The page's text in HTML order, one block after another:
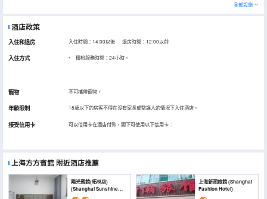
全部設施
酒店政策
入住和退房 入住時間：14:00以後 退房時間：12:00以前
入住方式 櫃枱服務時間：24小時。
寵物 不可攜帶寵物。
年齡限制 18歲以下的房客不得在沒有家長或監護人的情況下入住酒店。
接受信用卡 可以信用卡在酒店付款，閣下可使用以下信用卡：
上海方方賓館 附近酒店推薦
陽光賓館(柘林店)
(Shanghai Sunshine
Hotel)
上海新潮旅館 (Shanghai
Fashion Hotel)